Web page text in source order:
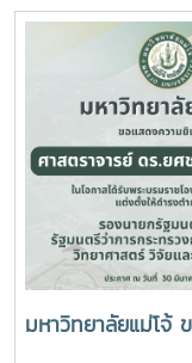
พระบรมราชชนนีพัน
พระบรมมหาราชวัง
พระเจ้าลูกเธอ เจ้า
ราชสาริณีสิริพัชร ม
พระบรมมหาราชวัง
มหากรุณาธิคุณล้นเก
มหาวิทยาลัย สมาค
ร่วมแสดงความจงรั
มหากรุณาธิคุณอย่าง
มหาวิทยาลัยแม่โจ้